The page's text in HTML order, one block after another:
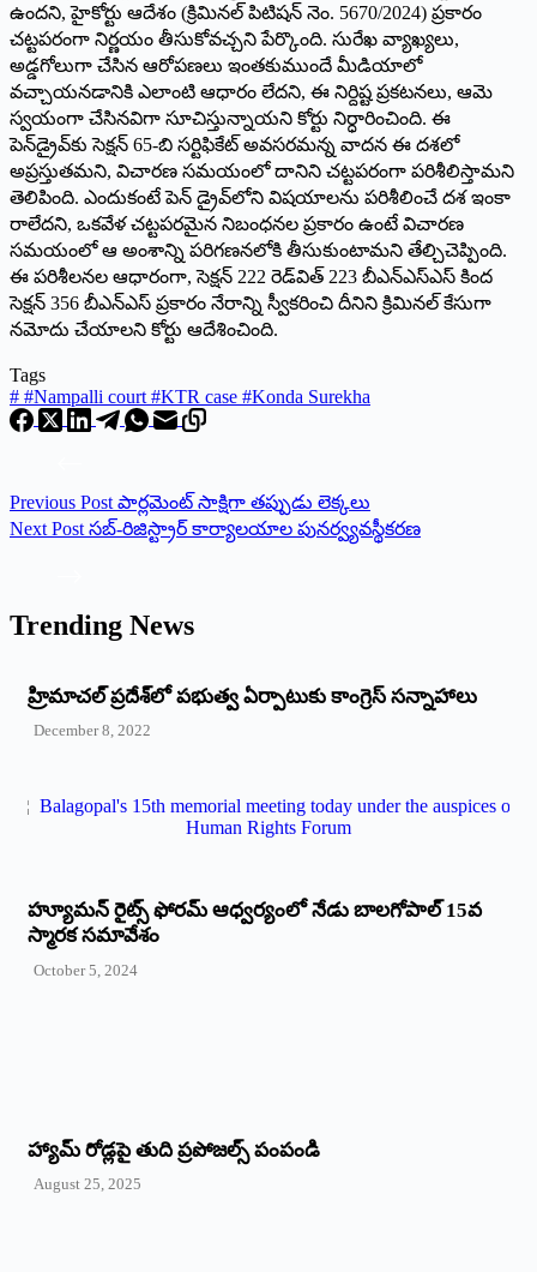
ఉందని, హైకోర్టు ఆదేశం (క్రిమినల్‌ పిటిషన్‌ నెం. 5670/2024) ప్రకారం
చట్టపరంగా నిర్ణయం తీసుకోవచ్చని పేర్కొంది. సురేఖ వ్యాఖ్యలు,
అడ్డగోలుగా చేసిన ఆరోపణలు ఇంతకుముందే మీడియాలో
వచ్చాయనడానికి ఎలాంటి ఆధారం లేదని, ఈ నిర్దిష్ట ప్రకటనలు, ఆమె
స్వయంగా చేసినవిగా సూచిస్తున్నాయని కోర్టు నిర్ధారించింది. ఈ
పెన్‌డ్రైవ్‌కు సెక్షన్‌ 65-బి సర్టిఫికేట్‌ అవసరమన్న వాదన ఈ దశలో
అప్రస్తుతమని, విచారణ సమయంలో దానిని చట్టపరంగా పరిశీలిస్తామని
తెలిపింది. ఎందుకంటే పెన్‌ డ్రైవ్‌లోని విషయాలను పరిశీలించే దశ ఇంకా
రాలేదని, ఒకవేళ చట్టపరమైన నిబంధనల ప్రకారం ఉంటే విచారణ
సమయంలో ఆ అంశాన్ని పరిగణనలోకి తీసుకుంటామని తేల్చిచెప్పింది.
ఈ పరిశీలనల ఆధారంగా, సెక్షన్‌ 222 రెడ్‌విత్‌ 223 బీఎన్‌ఎస్‌ఎస్‌ కింద
సెక్షన్‌ 356 బీఎన్‌ఎస్‌ ప్రకారం నేరాన్ని స్వీకరించి దీనిని క్రిమినల్‌ కేసుగా
నమోదు చేయాలని కోర్టు ఆదేశించింది.
Tags
# #Nampalli court #KTR case #Konda Surekha
Previous Post పార్లమెంట్‌ సాక్షిగా తప్పుడు లెక్కలు
Next Post సబ్‌-రిజిస్ట్రార్‌ కార్యాలయాల పునర్వ్యవస్థీకరణ
Trending News
‌హ్రిమాచల్‌ ‌ప్రదేశ్‌లో పభుత్వ ఏర్పాటుకు కాంగ్రెస్‌ ‌సన్నాహాలు
December 8, 2022
హ్యూమన్‌ రైట్స్‌ ఫోరమ్‌ ఆధ్వర్యంలో నేడు బాలగోపాల్‌ 15వ
స్మారక సమావేశం
October 5, 2024
హ్యామ్‌ రోడ్లపై తుది ప్రపోజల్స్‌ పంపండి
August 25, 2025